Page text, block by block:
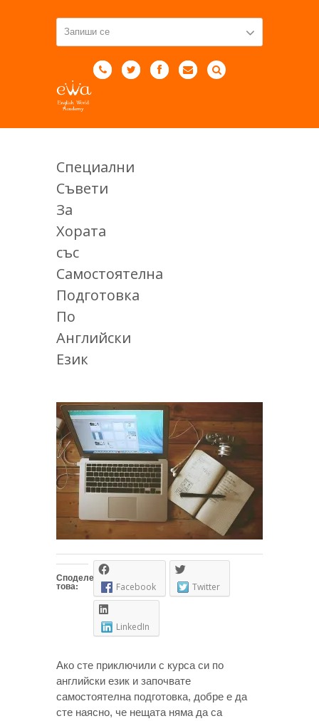
Специални
Съвети
За
Хората
със
Самостоятелна
Подготовка
По
Английски
Език
Споделете
това: Facebook Twitter
LinkedIn
Ако сте приключили с курса си по
английски език и започвате
самостоятелна подготовка, добре е да
сте наясно, че нещата няма да са